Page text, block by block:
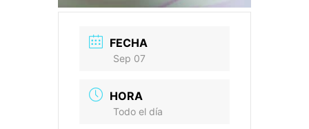
FECHA
Sep 07
HORA
Todo el día